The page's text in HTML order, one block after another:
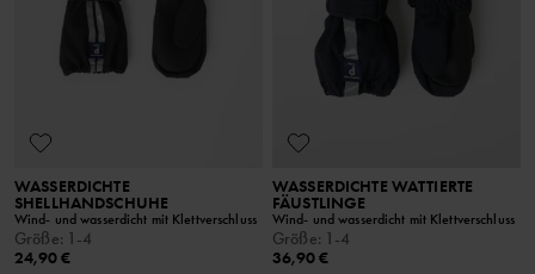
WASSERDICHTE
SHELLHANDSCHUHE
Wind- und wasserdicht mit Klettverschluss
Größe: 1-4
24,90 €
WASSERDICHTE WATTIERTE
FÄUSTLINGE
Wind- und wasserdicht mit Klettverschluss
Größe: 1-4
36,90 €